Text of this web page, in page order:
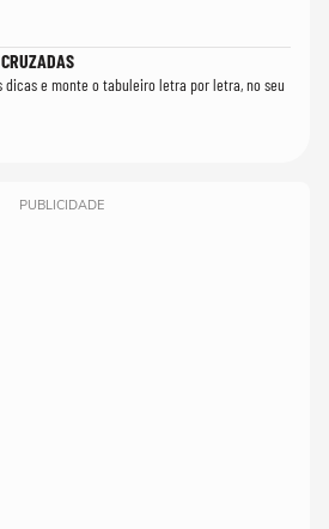
dicas e monte o tabuleiro letra por letra, no seu
PUBLICIDADE